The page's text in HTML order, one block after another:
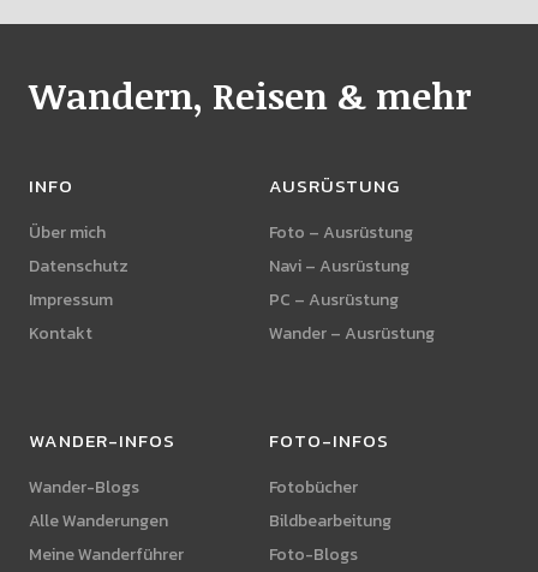
Wandern, Reisen & mehr
INFO
Über mich
Datenschutz
Impressum
Kontakt
AUSRÜSTUNG
Foto – Ausrüstung
Navi – Ausrüstung
PC – Ausrüstung
Wander – Ausrüstung
WANDER-INFOS
Wander-Blogs
Alle Wanderungen
Meine Wanderführer
FOTO-INFOS
Fotobücher
Bildbearbeitung
Foto-Blogs